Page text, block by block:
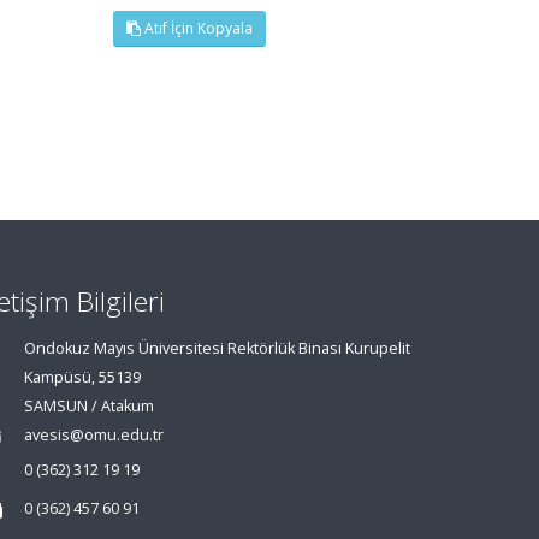
Atıf İçin Kopyala
Bilgileri
Ondokuz Mayıs Üniversitesi Rektörlük Binası Kurupelit
Kampüsü, 55139
SAMSUN / Atakum
avesis@omu.edu.tr
0 (362) 312 19 19
0 (362) 457 60 91